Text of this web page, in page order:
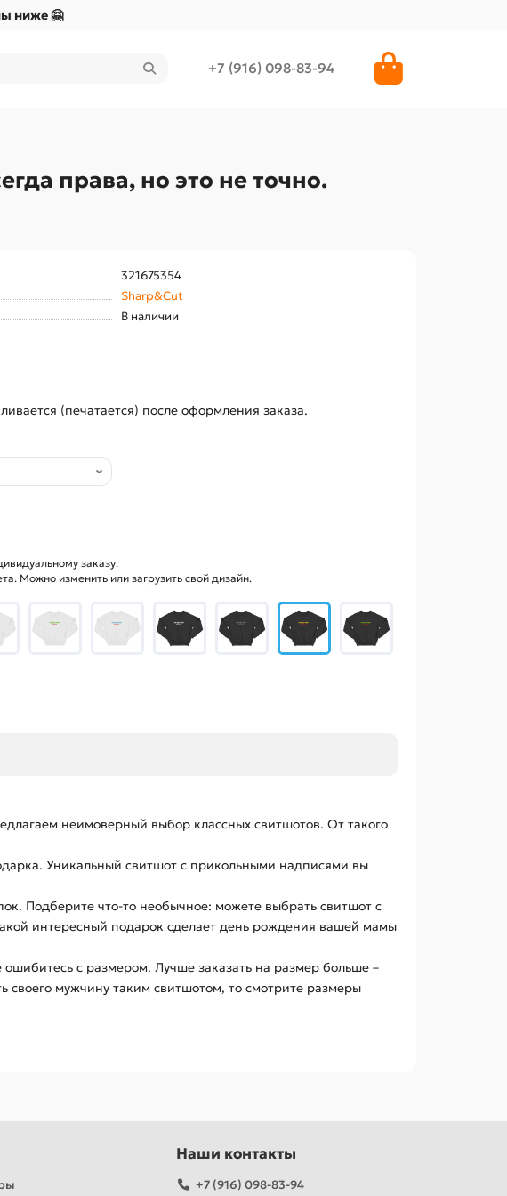
ниже 🤗
+7 (916) 098-83-94
права, но это не точно.
321675354
Sharp&Cut
В наличии
(печатается) после оформления заказа.
заказу.
Можно изменить или загрузить свой дизайн.
неимоверный выбор классных свитшотов. От такого
Уникальный свитшот с прикольными надписями вы
Подберите что-то необычное: можете выбрать свитшот с
интересный подарок сделает день рождения вашей мамы
с размером. Лучше заказать на размер больше –
своего мужчину таким свитшотом, то смотрите размеры
Наши контакты
+7 (916) 098-83-94